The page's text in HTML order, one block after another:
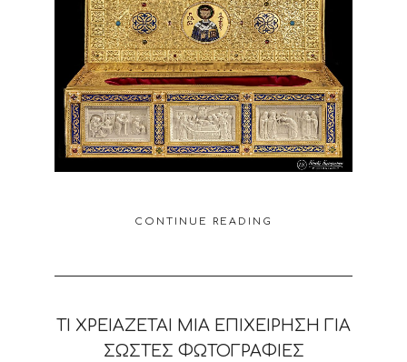
CONTINUE READING
ΤΙ ΧΡΕΙΆΖΕΤΑΙ ΜΙΑ ΕΠΙΧΕΊΡΗΣΗ ΓΙΑ
ΣΩΣΤΈΣ ΦΩΤΟΓΡΑΦΊΕΣ